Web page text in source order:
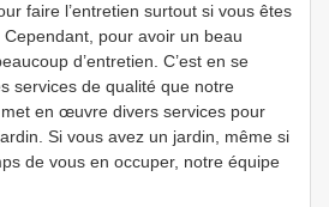
faire l’entretien surtout si vous êtes
pour avoir un beau
d’entretien. C’est en se
services de qualité que notre
en œuvre divers services pour
Si vous avez un jardin, même si
de vous en occuper, notre équipe